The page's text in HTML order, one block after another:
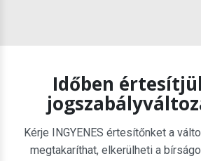
Időben
Kérje INGYENES értesítőnket a
megtakaríthat, elkerülheti a